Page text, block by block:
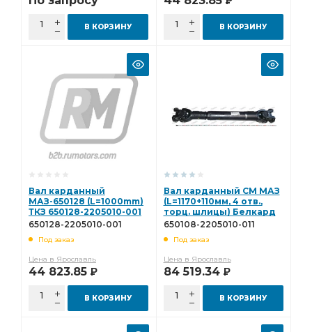
В КОРЗИНУ В КОРЗИНУ
Вал карданный
МАЗ-650128 (L=1000mm)
ТКЗ 650128-2205010-001
650128-2205010-001
Под заказ
Цена в Ярославль
44 823.85 Р
В КОРЗИНУ
Вал карданный СМ МАЗ
(L=1170+110мм, 4 отв.,
торц. шлицы) Белкард
650108-2205010-011
650108-2205010-011
Под заказ
Цена в Ярославль
84 519.34 Р
В КОРЗИНУ